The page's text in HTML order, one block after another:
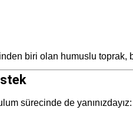
biri olan humuslu toprak,
sürecinde de yanınızdayız: